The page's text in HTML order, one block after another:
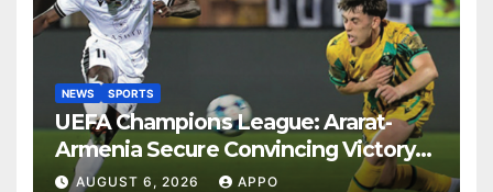
NEWS SPORTS
UEFA Champions League: Ararat-
Armenia Secure Convincing Victory
Over Shamrock Rovers 2-0
AUGUST 6, 2026 APPO